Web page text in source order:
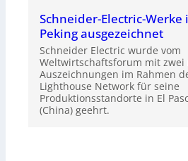
Schneider-Electric-Werke
Peking ausgezeichnet
Schneider Electric wurde vom
Weltwirtschaftsforum mit zwei
Auszeichnungen im Rahmen
Lighthouse Network für seine
Produktionsstandorte in El
(China) geehrt.